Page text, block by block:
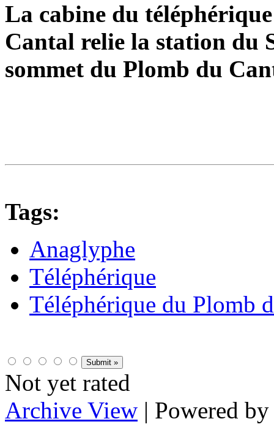
La cabine du
Cantal relie la station du
sommet du Plomb du
Tags:
Anaglyphe
Téléphérique
Téléphérique du Plomb
Not yet rated
Archive View | Powered